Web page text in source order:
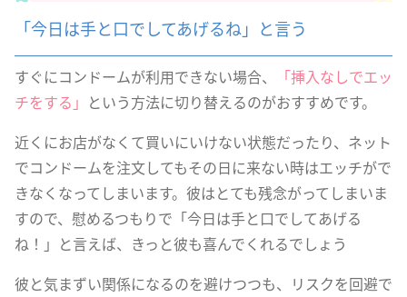
「今日は手と口でしてあげるね」と言う
すぐにコンドームが利用できない場合、
「挿入なしでエッ
チをする」 という方法に切り替えるのがおすすめです。
近くにお店がなくて買いにいけない状態だったり、ネット
でコンドームを注文してもその日に来ない時はエッチがで
きなくなってしまいます。彼はとても残念がってしまいま
すので、慰めるつもりで「今日は手と口でしてあげる
ね！」と言えば、きっと彼も喜んでくれるでしょう
彼と気まずい関係になるのを避けつつも、リスクを回避で